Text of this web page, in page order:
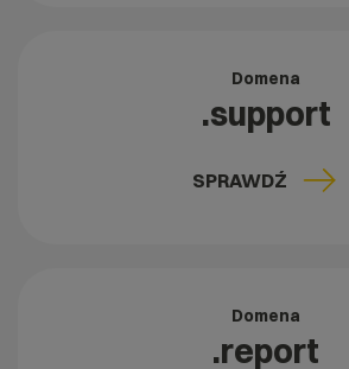
Domena
.support
SPRAWDŹ
Domena
.report